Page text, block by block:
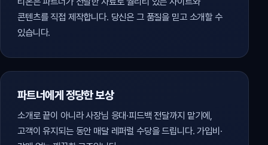
콘텐츠를 직접 제작합니다. 당신은 그 품질을 믿고 소개할 수
있습니다.
파트너에게 정당한 보상
소개로 끝이 아니라 사장님 응대·피드백 전달까지 맡기에,
고객이 유지되는 동안 매달 레퍼럴 수당을 드립니다. 가입비·